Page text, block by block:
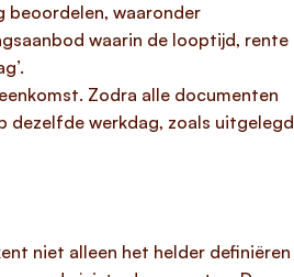
beoordelen, waaronder
waarin de looptijd, rente
Zodra alle documenten
dezelfde werkdag, zoals uitgelegd
niet alleen het helder definiëren